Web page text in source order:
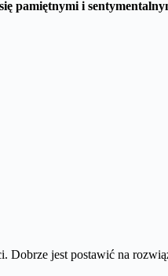
pamiętnymi i
jest postawić na